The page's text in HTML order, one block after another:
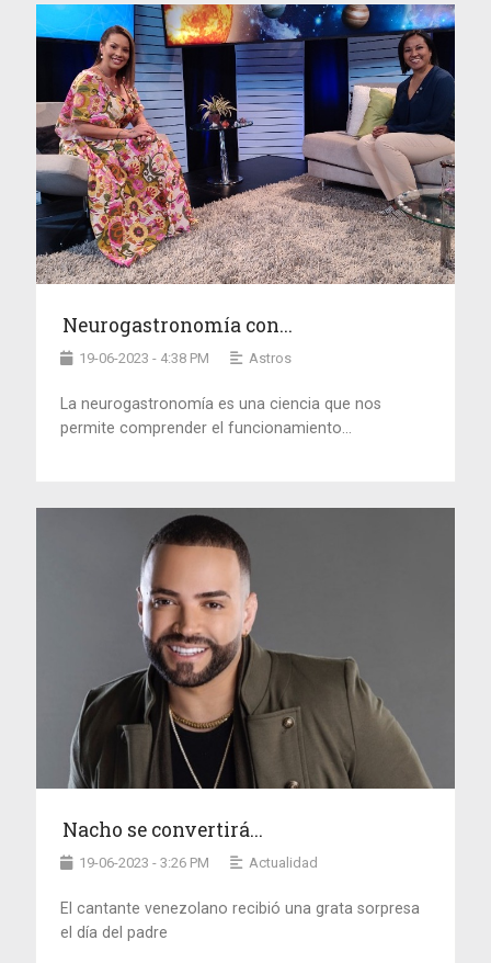
Neurogastronomía con...
19-06-2023 - 4:38 PM Astros
La neurogastronomía es una ciencia que nos
permite comprender el funcionamiento...
Nacho se convertirá...
19-06-2023 - 3:26 PM Actualidad
El cantante venezolano recibió una grata sorpresa
el día del padre